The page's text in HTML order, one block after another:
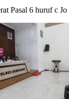
Pasal 6 huruf c